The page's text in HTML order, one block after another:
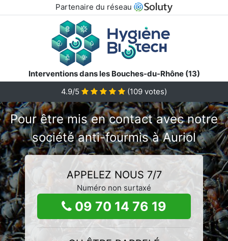
Partenaire du réseau
Interventions dans les Bouches-du-Rhône (13)
4.9/5
(109 votes)
Pour être mis en contact avec notre
société anti-fourmis à Auriol
APPELEZ NOUS 7/7
Numéro non surtaxé
09 70 14 76 19